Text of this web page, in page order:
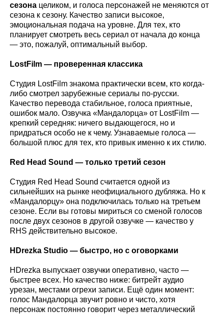
сезона целиком, и голоса персонажей не меняются от
сезона к сезону. Качество записи высокое,
эмоциональная подача на уровне. Для тех, кто
планирует смотреть весь сериал от начала до конца
— это, пожалуй, оптимальный выбор.
LostFilm — проверенная классика
Студия LostFilm знакома практически всем, кто когда-
либо смотрел зарубежные сериалы по-русски.
Качество перевода стабильное, голоса приятные,
ошибок мало. Озвучка «Мандалорца» от LostFilm —
крепкий середняк: ничего выдающегося, но и
придраться особо не к чему. Узнаваемые голоса —
большой плюс для тех, кто привык именно к их стилю.
Red Head Sound — только третий сезон
Студия Red Head Sound считается одной из
сильнейших на рынке неофициального дубляжа. Но к
«Мандалорцу» она подключилась только на третьем
сезоне. Если вы готовы мириться со сменой голосов
после двух сезонов в другой озвучке — качество у
RHS действительно высокое.
HDrezka Studio — быстро, но с оговорками
HDrezka выпускает озвучки оперативно, часто —
быстрее всех. Но качество ниже: битрейт аудио
урезан, местами огрехи записи. Ещё один момент:
голос Мандалорца звучит ровно и чисто, хотя
персонаж постоянно говорит через металлический